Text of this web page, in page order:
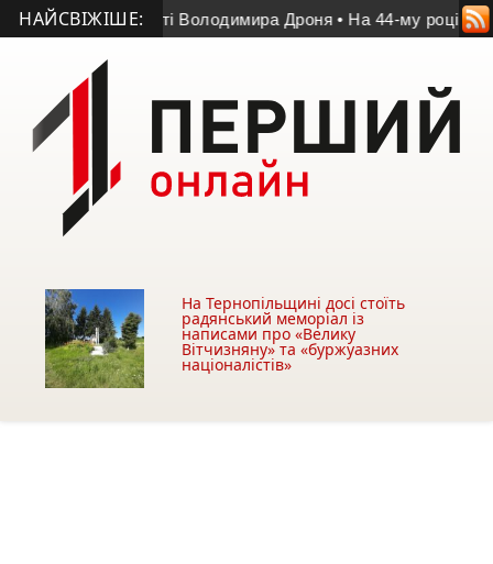
НАЙСВІЖІШЕ:
матчі пам’яті Володимира Дроня • На 44-му році життя
На Тернопільщині досі стоїть
радянський меморіал із
написами про «Велику
Вітчизняну» та «буржуазних
націоналістів»